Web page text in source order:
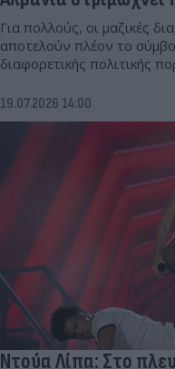
Για πολλούς, οι μαζικές
αποτελούν πλέον το
διαφορετικής πολιτικής
19.07.2026 14:00
Ντούα Λίπα: Στο